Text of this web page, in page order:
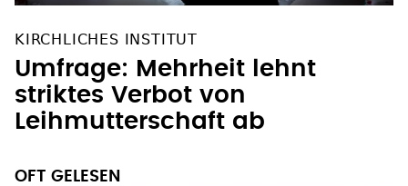
KIRCHLICHES INSTITUT
Umfrage: Mehrheit lehnt
striktes Verbot von
Leihmutterschaft ab
OFT GELESEN